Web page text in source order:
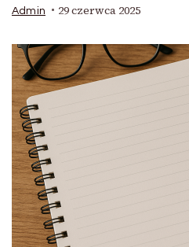
Admin 29 czerwca 2025